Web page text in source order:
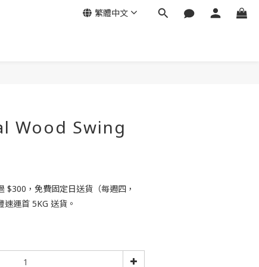
繁體中文
Wood Swing
$300，免費固定日送貨（每週四，
運首 5KG 送貨。